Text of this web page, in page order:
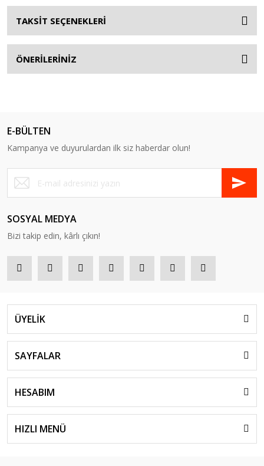
TAKSİT SEÇENEKLERİ
ÖNERİLERİNİZ
E-BÜLTEN
Kampanya ve duyurulardan ilk siz haberdar olun!
SOSYAL MEDYA
Bizi takip edin, kârlı çıkın!
ÜYELİK
SAYFALAR
HESABIM
HIZLI MENÜ